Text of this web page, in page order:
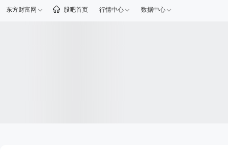
东方财富网 股吧首页 行情中心 数据中心